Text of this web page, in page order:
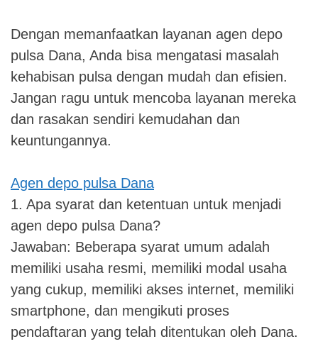
Dengan memanfaatkan layanan agen depo
pulsa Dana, Anda bisa mengatasi masalah
kehabisan pulsa dengan mudah dan efisien.
Jangan ragu untuk mencoba layanan mereka
dan rasakan sendiri kemudahan dan
keuntungannya.
Agen depo pulsa Dana
1. Apa syarat dan ketentuan untuk menjadi
agen depo pulsa Dana?
Jawaban: Beberapa syarat umum adalah
memiliki usaha resmi, memiliki modal usaha
yang cukup, memiliki akses internet, memiliki
smartphone, dan mengikuti proses
pendaftaran yang telah ditentukan oleh Dana.